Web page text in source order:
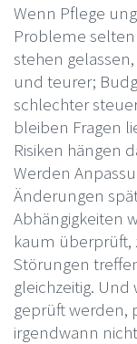
Wenn Pflege
Probleme
stehen
und teurer;
schlechter
bleiben Fragen
Risiken hängen
Werden
Änderungen
Abhängigkeiten
kaum überprüft,
Störungen
gleichzeitig.
geprüft werden,
irgendwann